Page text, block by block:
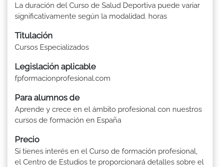
La duración del Curso de Salud Deportiva puede variar
significativamente según la modalidad. horas
Titulación
Cursos Especializados
Legislación aplicable
fpformacionprofesional.com
Para alumnos de
Aprende y crece en el ámbito profesional con nuestros
cursos de formación en España
Precio
Si tienes interés en el Curso de formación profesional,
el Centro de Estudios te proporcionará detalles sobre el